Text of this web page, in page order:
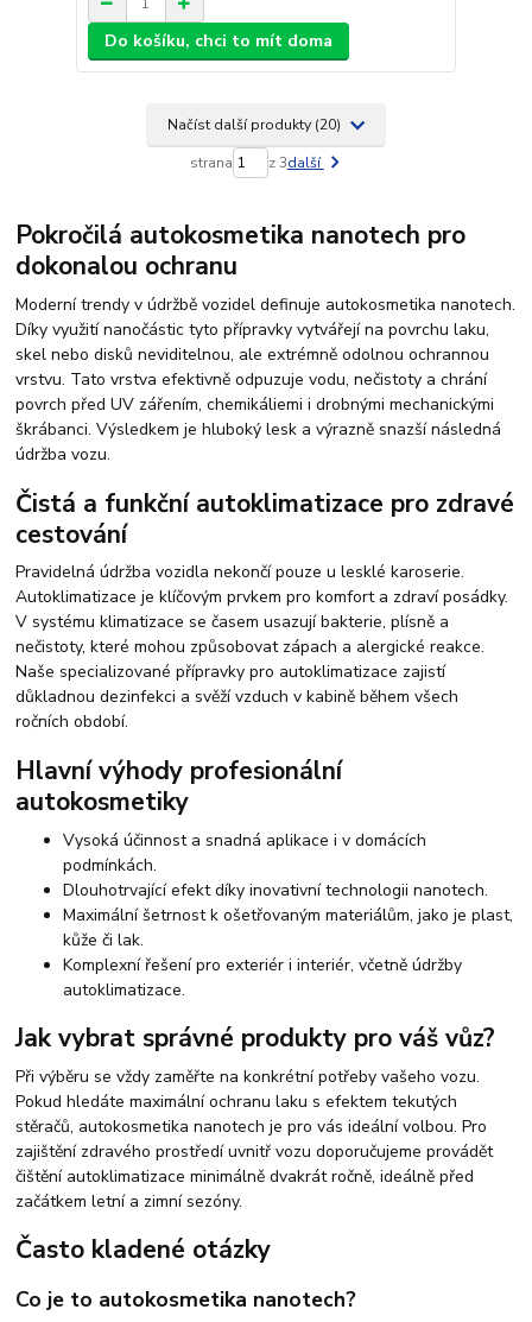
Do košíku, chci to mít doma
Načíst další produkty (20)
strana z 3další
Pokročilá autokosmetika nanotech pro
dokonalou ochranu
Moderní trendy v údržbě vozidel definuje autokosmetika nanotech.
Díky využití nanočástic tyto přípravky vytvářejí na povrchu laku,
skel nebo disků neviditelnou, ale extrémně odolnou ochrannou
vrstvu. Tato vrstva efektivně odpuzuje vodu, nečistoty a chrání
povrch před UV zářením, chemikáliemi i drobnými mechanickými
škrábanci. Výsledkem je hluboký lesk a výrazně snazší následná
údržba vozu.
Čistá a funkční autoklimatizace pro zdravé
cestování
Pravidelná údržba vozidla nekončí pouze u lesklé karoserie.
Autoklimatizace je klíčovým prvkem pro komfort a zdraví posádky.
V systému klimatizace se časem usazují bakterie, plísně a
nečistoty, které mohou způsobovat zápach a alergické reakce.
Naše specializované přípravky pro autoklimatizace zajistí
důkladnou dezinfekci a svěží vzduch v kabině během všech
ročních období.
Hlavní výhody profesionální
autokosmetiky
Vysoká účinnost a snadná aplikace i v domácích
podmínkách.
Dlouhotrvající efekt díky inovativní technologii nanotech.
Maximální šetrnost k ošetřovaným materiálům, jako je plast,
kůže či lak.
Komplexní řešení pro exteriér i interiér, včetně údržby
autoklimatizace.
Jak vybrat správné produkty pro váš vůz?
Při výběru se vždy zaměřte na konkrétní potřeby vašeho vozu.
Pokud hledáte maximální ochranu laku s efektem tekutých
stěračů, autokosmetika nanotech je pro vás ideální volbou. Pro
zajištění zdravého prostředí uvnitř vozu doporučujeme provádět
čištění autoklimatizace minimálně dvakrát ročně, ideálně před
začátkem letní a zimní sezóny.
Často kladené otázky
Co je to autokosmetika nanotech?